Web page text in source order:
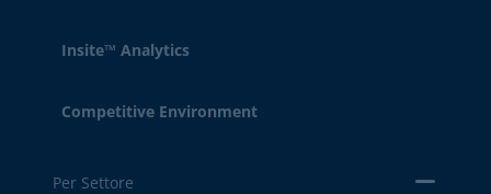
Insite™ Analytics
Competitive Environment
Per Settore